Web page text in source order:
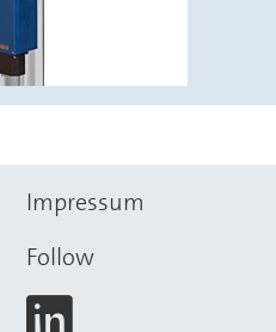
Impressum
Follow